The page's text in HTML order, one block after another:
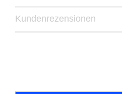
Kundenrezensionen